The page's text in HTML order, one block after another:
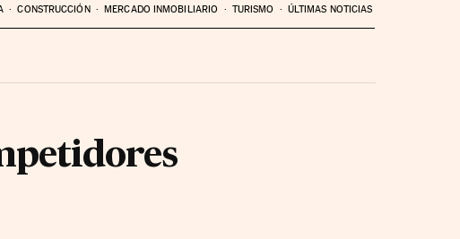
CONSTRUCCIÓN MERCADO INMOBILIARIO TURISMO ÚLTIMAS NOTICIAS